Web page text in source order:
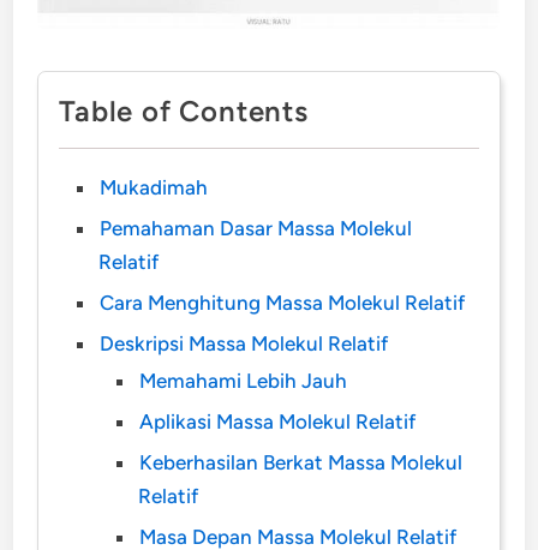
Table of Contents
Mukadimah
Pemahaman Dasar Massa Molekul
Relatif
Cara Menghitung Massa Molekul Relatif
Deskripsi Massa Molekul Relatif
Memahami Lebih Jauh
Aplikasi Massa Molekul Relatif
Keberhasilan Berkat Massa Molekul
Relatif
Masa Depan Massa Molekul Relatif